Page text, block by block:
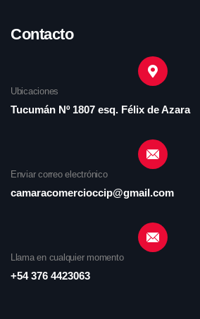
Contacto
Ubicaciones
Tucumán Nº 1807 esq. Félix de Azara
Enviar correo electrónico
camaracomercioccip@gmail.com
Llama en cualquier momento
+54 376 4423063